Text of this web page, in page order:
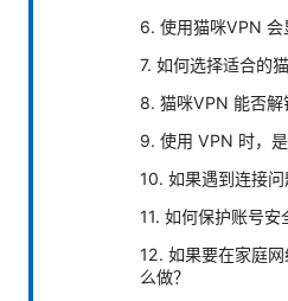
6. 使用猫咪VPN 会
7. 如何选择适合的
8. 猫咪VPN 能否解
9. 使用 VPN 时，
10. 如果遇到连接问
11. 如何保护账号安
12. 如果要在家庭
么做？